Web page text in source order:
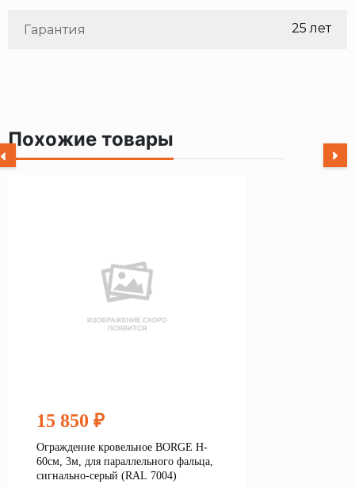
Гарантия 25 лет
Похожие товары
15 850 ₽
Ограждение кровельное BORGE H-
60см, 3м, для параллельного фальца,
сигнально-серый (RAL 7004)